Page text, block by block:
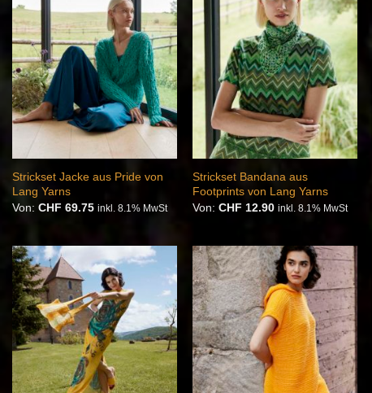
Auf die
Wunschliste
Strickset Jacke aus Pride von
Lang Yarns
Von: CHF 69.75 inkl. 8.1% MwSt
Auf die
Wunschliste
Strickset Bandana aus
Footprints von Lang Yarns
Von:CHF 12.90 inkl. 8.1% MwSt
Auf die
Wunschliste
Auf die
Wunschliste